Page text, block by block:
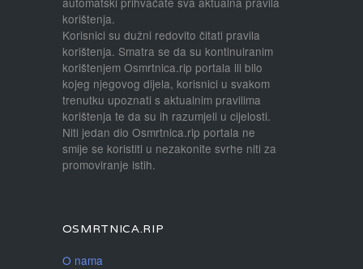
korištenja.
Korisnici su dužni redovito čitati pravila
korištenja. Smatra se da su kontinuiranim
korištenjem Osmrtnica.rip portala ili bilo
kojeg njegovog dijela, korisnici u svakom
trenutku upoznati s aktualnim pravilima
korištenja te da su ih razumjeli u cijelosti.
Niti jedan dio Osmrtnica.rip portala ne
smije se koristiti u nezakonite svrhe niti za
promoviranje istih.
OSMRTNICA.RIP
O nama